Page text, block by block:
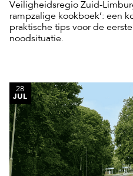
Veiligheidsregio Zuid-
rampzalige kookboek’: een
praktische tips voor de
noodsituatie.
28
JUL